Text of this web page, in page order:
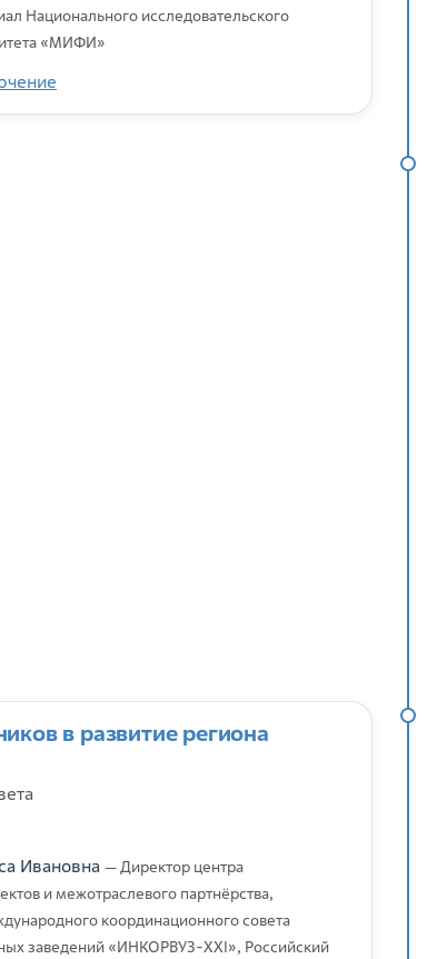
Национального исследовательского
«МИФИ»
в развитие региона
Ивановна — Директор центра
и межотраслевого партнёрства,
координационного совета
заведений «ИНКОРВУЗ-XXI», Российский